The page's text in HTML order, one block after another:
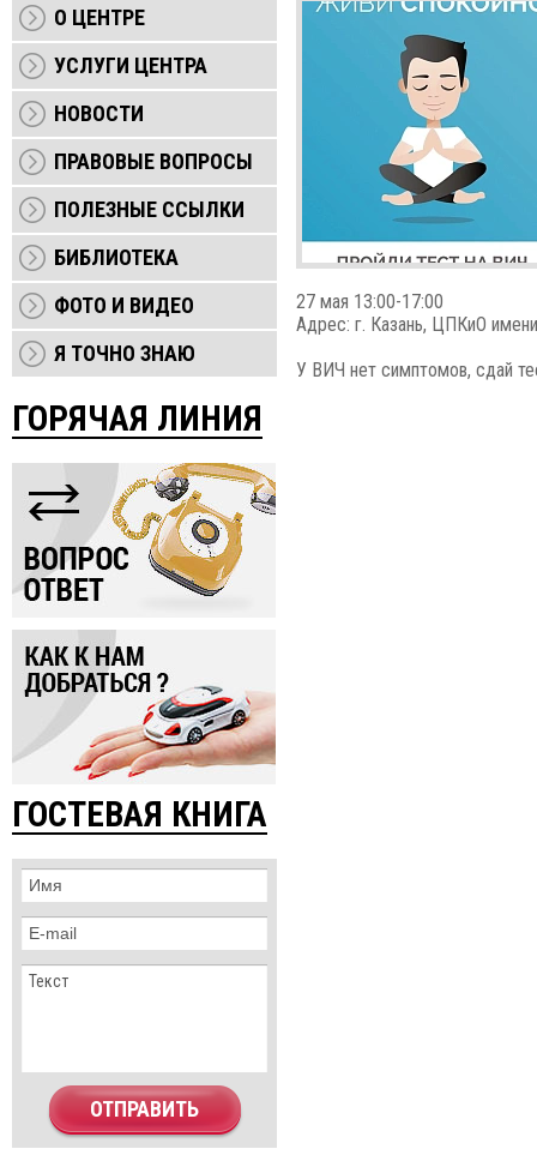
О ЦЕНТРЕ
УСЛУГИ ЦЕНТРА
НОВОСТИ
ПРАВОВЫЕ ВОПРОСЫ
ПОЛЕЗНЫЕ ССЫЛКИ
БИБЛИОТЕКА
ФОТО И ВИДЕО
Я ТОЧНО ЗНАЮ
ГОРЯЧАЯ ЛИНИЯ
ГОСТЕВАЯ КНИГА
ОТПРАВИТЬ
27 мая 13:00-17:00
Адрес: г. Казань, ЦПКиО
У ВИЧ нет симптомов, сдай